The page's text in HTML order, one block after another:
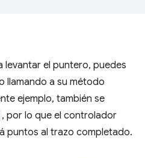
levantar el puntero, puedes
llamando a su método
ejemplo, también se
, por lo que el controlador
puntos al trazo completado.